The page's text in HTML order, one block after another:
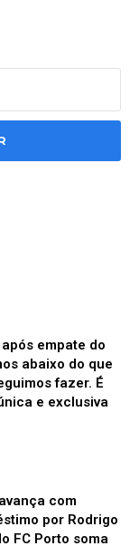
empate do
abaixo do que
fazer. É
e exclusiva
com
por Rodrigo
FC Porto soma